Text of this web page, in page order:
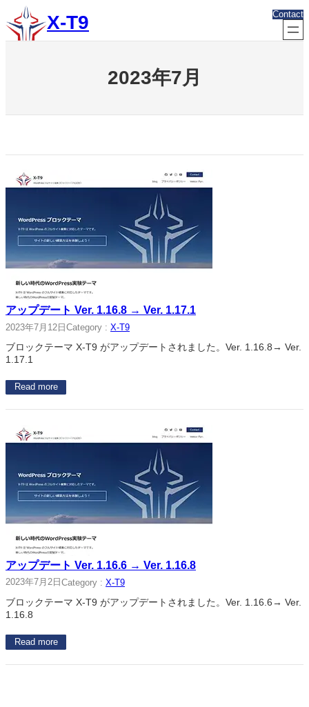
容
X-T9 Contact
2023年7月
アップデート Ver. 1.16.8 → Ver. 1.17.1
2023年7月12日 Category : X-T9
ブロックテーマ X-T9 がアップデートされました。Ver. 1.16.8→ Ver.
1.17.1
Read more
アップデート Ver. 1.16.6 → Ver. 1.16.8
2023年7月2日 Category : X-T9
ブロックテーマ X-T9 がアップデートされました。Ver. 1.16.6→ Ver.
1.16.8
Read more